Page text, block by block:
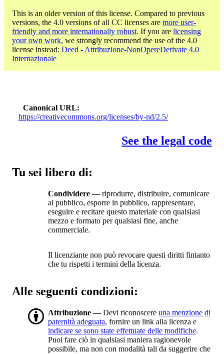
This is an older version of this license. Compared to previous
versions, the 4.0 versions of all CC licenses are more user-
friendly and more internationally robust. If you are licensing
your own work, we strongly recommend the use of the 4.0
license instead: Deed - Attribuzione-NonOpereDerivate 4.0
Internazionale
Canonical URL
https://creativecommons.org/licenses/by-nd/2.5/
See the legal code
Tu sei libero di:
Condividere — riprodurre, distribuire, comunicare
al pubblico, esporre in pubblico, rappresentare,
eseguire e recitare questo materiale con qualsiasi
mezzo e formato per qualsiasi fine, anche
commerciale.
Il licenziante non può revocare questi diritti fintanto
che tu rispetti i termini della licenza.
Alle seguenti condizioni:
Attribuzione — Devi riconoscere una menzione di
paternità adeguata, fornire un link alla licenza e
indicare se sono state effettuate delle modifiche.
Puoi fare ciò in qualsiasi maniera ragionevole
possibile, ma non con modalità tali da suggerire che